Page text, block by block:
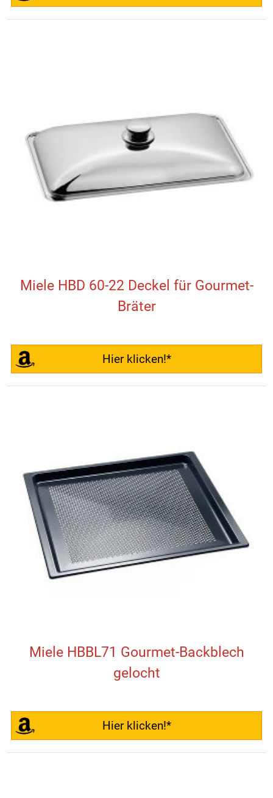
Miele HBD 60-22 Deckel für Gourmet-
Bräter
Hier klicken!*
Miele HBBL71 Gourmet-Backblech
gelocht
Hier klicken!*